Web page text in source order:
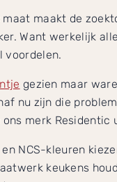
maakt de
Want werkelijk
voordelen.
gezien maar
nu zijn die
merk Residentic
NCS-kleuren
keukens